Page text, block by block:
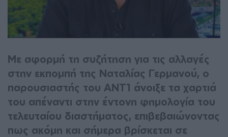
Με αφορμή τη συζήτηση για τις αλλαγές
στην εκπομπή της Ναταλίας Γερμανού, ο
παρουσιαστής του ΑΝΤ1 άνοιξε τα χαρτιά
του απέναντι στην έντονη φημολογία του
τελευταίου διαστήματος, επιβεβαιώνοντας
πως ακόμη και σήμερα βρίσκεται σε